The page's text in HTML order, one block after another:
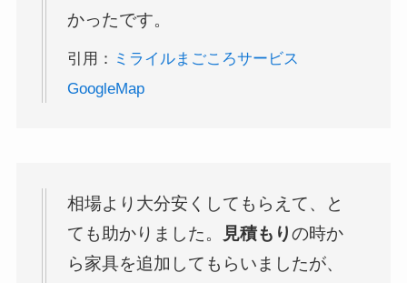
かったです。
引用： ミライルまごころサービス
GoogleMap
相場より大分安くしてもらえて、と
ても助かりました。
見積もりの時か
ら家具を追加してもらいましたが、